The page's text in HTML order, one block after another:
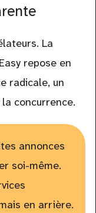
La
repose en
radicale, un
concurrence.
annonces
soi-même.
en arrière.